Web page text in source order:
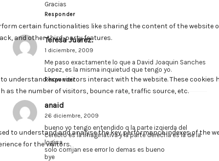
Gracias
Responder
Teresa Juarez.
1 diciembre, 2009
Me paso exactamente lo que a David Joaquin Sanches
Lopez, es la misma inquietud que tengo yo.
Responder
anaid
26 diciembre, 2009
bueno yo tengo entendido q la parte izqierda del
cerebro es la imaginativa y la parte derecha es la de la
logica
solo corrijan ese error lo demas es bueno
bye